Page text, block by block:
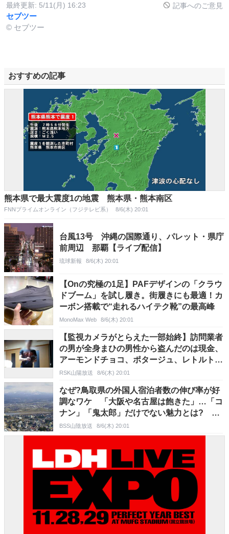
最終更新: 5/11(月) 16:23 記事へのご意見
セブツー
© セブツー
おすすめの記事
熊本県で最大震度1の地震 熊本県・熊本南区
FNNプライムオンライン（フジテレビ系） 8/6(木) 20:01
台風13号 沖縄の国際通り、パレット・県庁
前周辺 那覇【ライブ配信】
琉球新報 8/6(木) 20:01
【Onの究極の1足】PAFデザインの「クラウ
ドブーム」を試し履き。街履きにも最適！カ
ーボン搭載で“走れるハイテク靴”の最高峰
MonoMax Web 8/6(木) 20:01
【監視カメラがとらえた一部始終】訪問業者
の男が全身まひの男性から盗んだのは現金、
アーモンドチョコ、ポタージュ、レトルトカ
レー、たばこ、ペットボトルのコーヒー…
RSK山陽放送 8/6(木) 20:01
なぜ?鳥取県の外国人宿泊者数の伸び率が好
調なワケ 「大阪や名古屋は飽きた」…「コ
ナン」「鬼太郎」だけでない魅力とは? 空
の玄関口「米子鬼太郎空港」も大きな要因か
BSS山陰放送 8/6(木) 20:01